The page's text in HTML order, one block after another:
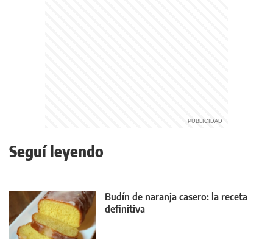
Seguí leyendo
Budín de naranja casero: la receta
definitiva